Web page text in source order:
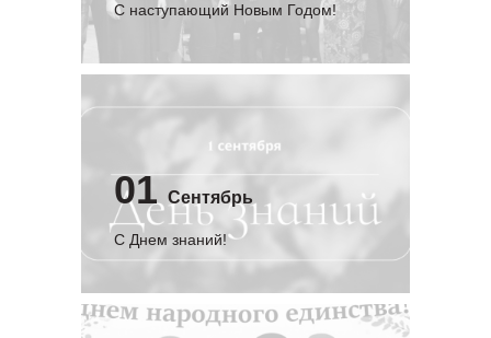
С наступающий Новым Годом!
01 Сентябрь
C Днем знаний!